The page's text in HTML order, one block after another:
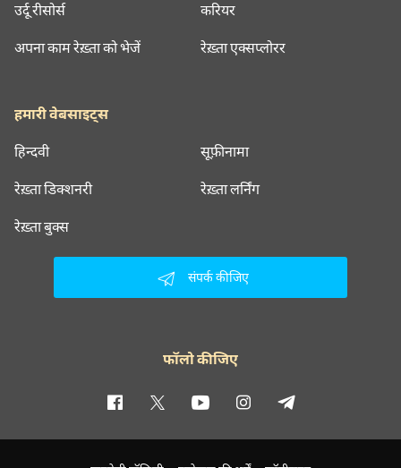
उर्दू रीसोर्स
अपना काम रेख़्ता को भेजें
करियर
रेख़्ता एक्सप्लोरर
हमारी वेबसाइट्स
हिन्दवी सूफ़ीनामा
रेख़्ता डिक्शनरी रेख़्ता लर्निंग
रेख़्ता बुक्स
संपर्क कीजिए
फॉलो कीजिए